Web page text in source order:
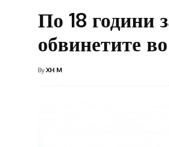
По 18 години
обвинетите
ByXH M